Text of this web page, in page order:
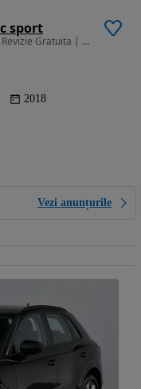
sport
1968 cm3 • 184 CP • GARANTIE 12-36 Luni | Revizie Gratuita | Finantare | Rulaj Certificat
2018
Vezi anunțurile